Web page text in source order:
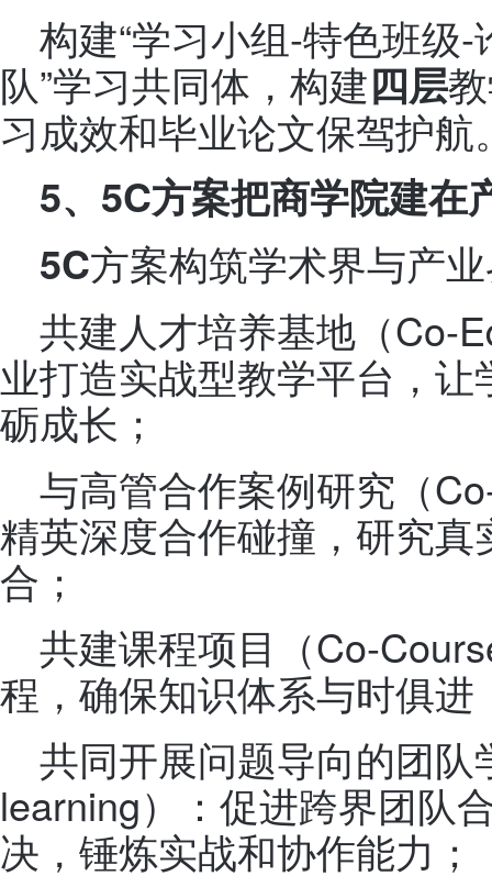
构建“学习小组-特色班级
队”学习共同体，构建四层
习成效和毕业论文保驾护航
5、5C方案把商学院建在
5C方案构筑学术界与产
共建人才培养基地（Co-
业打造实战型教学平台，
砺成长；
与高管合作案例研究（
精英深度合作碰撞，研究
合；
共建课程项目（Co-
程，确保知识体系与时俱
共同开展问题导向的团队
learning）：促进跨界团队
决，锤炼实战和协作能力；